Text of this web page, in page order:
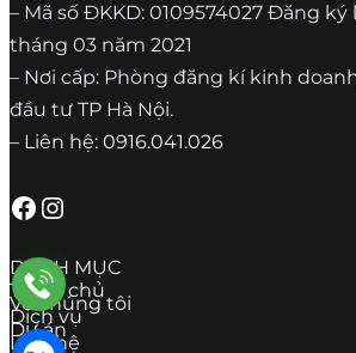
– Mã số ĐKKD: 0109574027 Đăng
tháng 03 năm 2021
– Nơi cấp: Phòng đăng kí kinh
đầu tư TP Hà Nội.
– Liên hệ: 0916.041.026
Facebook Instagram
DANH MỤC
Trang chủ
Về chúng tôi
Dịch vụ
Dự án
Liên hệ